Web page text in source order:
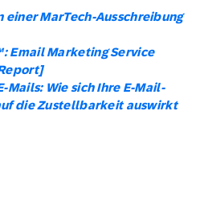
MarTech-Ausschreibung
Email Marketing Service
Mails: Wie sich Ihre E-Mail-
die Zustellbarkeit auswirkt